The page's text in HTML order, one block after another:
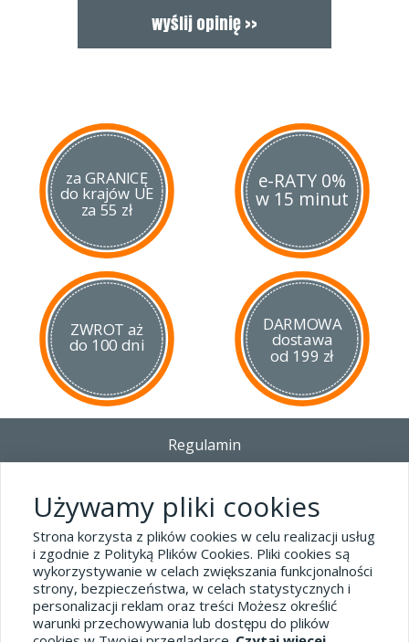
za GRANICĘ
do krajów UE
za 55 zł
e-RATY 0%
w 15 minut
ZWROT aż
do 100 dni
DARMOWA
dostawa
od 199 zł
Regulamin
Polityka prywatności i pliki cookies
Blog
Dane kontaktowe
tel.32 445-74-07
sklep@hard-skin.pl
Używamy pliki cookies
Strona korzysta z plików cookies w celu realizacji usług
i zgodnie z Polityką Plików Cookies. Pliki cookies są
wykorzystywanie w celach zwiększania funkcjonalności
strony, bezpieczeństwa, w celach statystycznych i
personalizacji reklam oraz treści Możesz określić
warunki przechowywania lub dostępu do plików